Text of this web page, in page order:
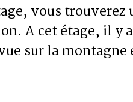
vous
A cet étage, il y
sur la